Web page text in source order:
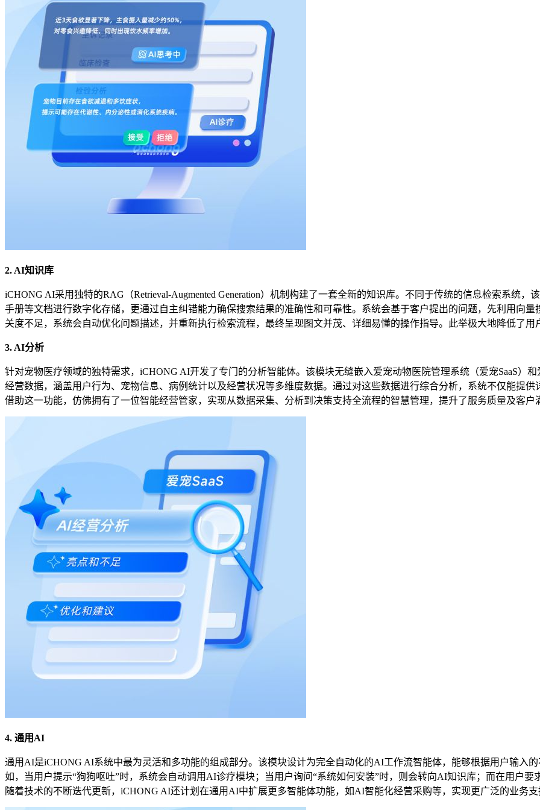
2. AI知识库
iCHONG AI采用独特的RAG（Retrieval-Augmented Generation）机制构建了一套全新的知识库。不同于传统的信息检索系统
手册等文档进行数字化存储，更通过自主纠错能力确保搜索结果的准确性和可靠性。系统会基于客户提出的问题，先利用向
关度不足，系统会自动优化问题描述，并重新执行检索流程，最终呈现图文并茂、详细易懂的操作指导。此举极大地降低了
3. AI分析
针对宠物医疗领域的独特需求，iCHONG AI开发了专门的分析智能体。该模块无缝嵌入爱宠动物医院管理系统（爱宠SaaS）
经营数据，涵盖用户行为、宠物信息、病例统计以及经营状况等多维度数据。通过对这些数据进行综合分析，系统不仅能提
借助这一功能，仿佛拥有了一位智能经营管家，实现从数据采集、分析到决策支持全流程的智慧管理，提升了服务质量及客户
4. 通用AI
通用AI是iCHONG AI系统中最为灵活和多功能的组成部分。该模块设计为完全自动化的AI工作流智能体，能够根据用户输入
如，当用户提示“狗狗呕吐”时，系统会自动调用AI诊疗模块；当用户询问“系统如何安装”时，则会转向AI知识库；而在用户
随着技术的不断迭代更新，iCHONG AI还计划在通用AI中扩展更多智能体功能，如AI智能化经营采购等，实现更广泛的业务